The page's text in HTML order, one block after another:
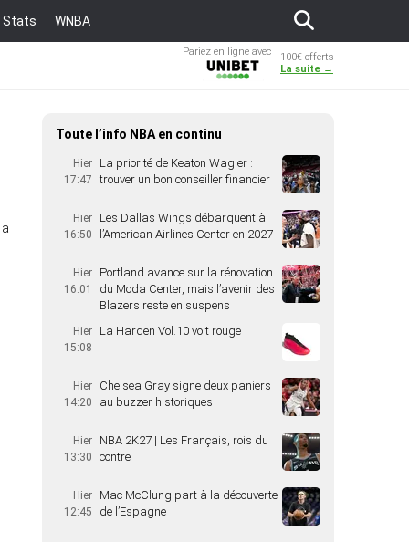
Stats WNBA
Pariez en ligne avec
100€ offerts
La suite →
Toute l’info NBA en continu
Hier
17:47
La priorité de Keaton Wagler :
trouver un bon conseiller financier
Hier
16:50
Les Dallas Wings débarquent à
l’American Airlines Center en 2027
Hier
16:01
Portland avance sur la rénovation
du Moda Center, mais l’avenir des
Blazers reste en suspens
Hier
15:08
La Harden Vol.10 voit rouge
Hier
14:20
Chelsea Gray signe deux paniers
au buzzer historiques
Hier
13:30
NBA 2K27 | Les Français, rois du
contre
Hier
12:45
Mac McClung part à la découverte
de l’Espagne